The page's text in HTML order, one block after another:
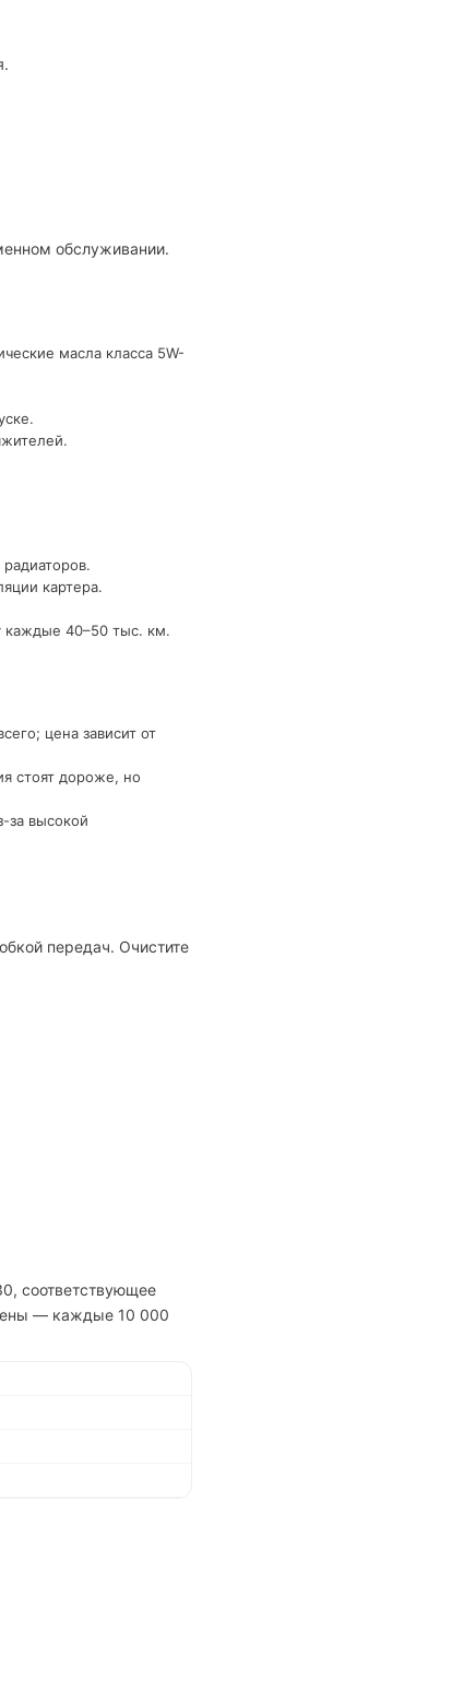
обслуживании.
масла класса 5W-
картера.
каждые 40–50 тыс. км.
цена зависит от
стоят дороже, но
за высокой
передач. Очистите
соответствующее
— каждые 10 000